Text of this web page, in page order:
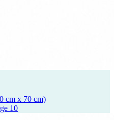
cm x 70 cm)
10